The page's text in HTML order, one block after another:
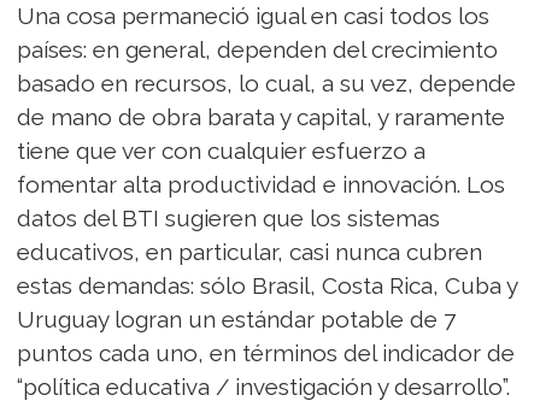
Una cosa permaneció igual en casi todos los
países: en general, dependen del crecimiento
basado en recursos, lo cual, a su vez, depende
de mano de obra barata y capital, y raramente
tiene que ver con cualquier esfuerzo a
fomentar alta productividad e innovación. Los
datos del BTI sugieren que los sistemas
educativos, en particular, casi nunca cubren
estas demandas: sólo Brasil, Costa Rica, Cuba y
Uruguay logran un estándar potable de 7
puntos cada uno, en términos del indicador de
“política educativa / investigación y desarrollo”.